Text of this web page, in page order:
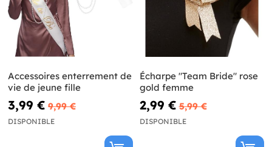
Accessoires enterrement de
vie de jeune fille
3,99 € 9,99 €
DISPONIBLE
Écharpe "Team Bride" rose
gold femme
2,99 € 5,99 €
DISPONIBLE